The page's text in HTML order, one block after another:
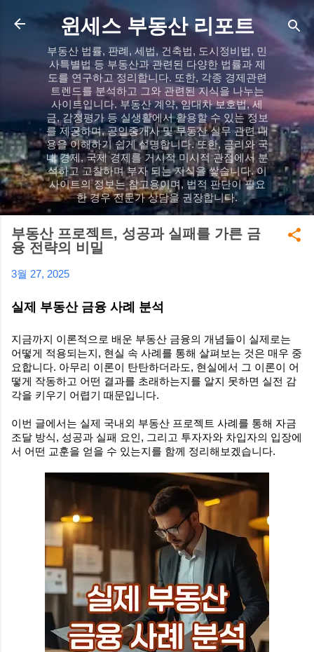
기본 콘텐츠로 건너뛰기
윈세스 부동산 리포트
부동산 법률, 판례, 세법, 건축법, 도시정비법, 민
사특별법 등 부동산과 관련된 다양한 법률과 제
도를 연구하고 정리합니다. 또한, 각종 경제관련
트렌드를 분석하고 그와 관련된 지식을 나누는
사이트입니다. 부동산 계약, 임대차 보호법, 세
금, 감정평가 등 실생활에서 활용할 수 있는 정보
를 제공하며, 공인중개사 및 부동산 실무 관련 내
용을 이해하기 쉽게 설명합니다. 또한, 금리와 국
내 경제, 국제 경제를 거시적 미시적 관점에서 분
석하고 고찰하며 부자 되는 지식을 쌓습니다. 이
사이트의 정보는 참고용이며, 법적 판단이 필요
한 경우 전문가 상담을 권장합니다.
부동산 프로젝트, 성공과 실패를 가른 금
융 전략의 비밀
3월 27, 2025
실제 부동산 금융 사례 분석
지금까지 이론적으로 배운 부동산 금융의 개념들이 실제로는
어떻게 적용되는지, 현실 속 사례를 통해 살펴보는 것은 매우 중
요합니다. 아무리 이론이 탄탄하더라도, 현실에서 그 이론이 어
떻게 작동하고 어떤 결과를 초래하는지를 알지 못하면 실전 감
각을 키우기 어렵기 때문입니다.
이번 글에서는 실제 국내외 부동산 프로젝트 사례를 통해 자금
조달 방식, 성공과 실패 요인, 그리고 투자자와 차입자의 입장에
서 어떤 교훈을 얻을 수 있는지를 함께 정리해보겠습니다.